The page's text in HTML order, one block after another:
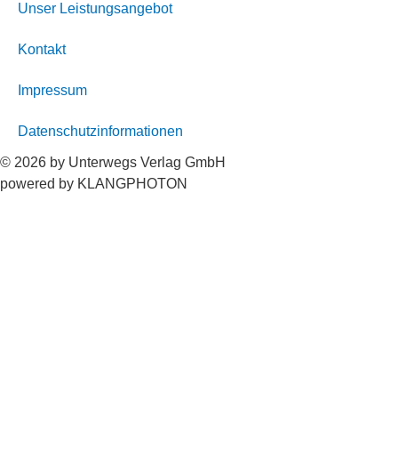
Unser Leistungsangebot
Kontakt
Impressum
Datenschutzinformationen
© 2026 by Unterwegs Verlag GmbH
powered by KLANGPHOTON